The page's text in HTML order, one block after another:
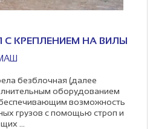
С КРЕПЛЕНИЕМ НА ВИЛЫ
безблочная (далее
оборудованием
возможность
грузов с помощью строп и
...